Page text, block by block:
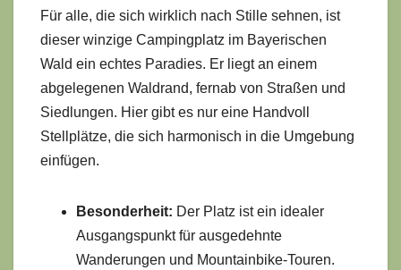
Für alle, die sich wirklich nach Stille sehnen, ist
dieser winzige Campingplatz im Bayerischen
Wald ein echtes Paradies. Er liegt an einem
abgelegenen Waldrand, fernab von Straßen und
Siedlungen. Hier gibt es nur eine Handvoll
Stellplätze, die sich harmonisch in die Umgebung
einfügen.
Besonderheit: Der Platz ist ein idealer
Ausgangspunkt für ausgedehnte
Wanderungen und Mountainbike-Touren.